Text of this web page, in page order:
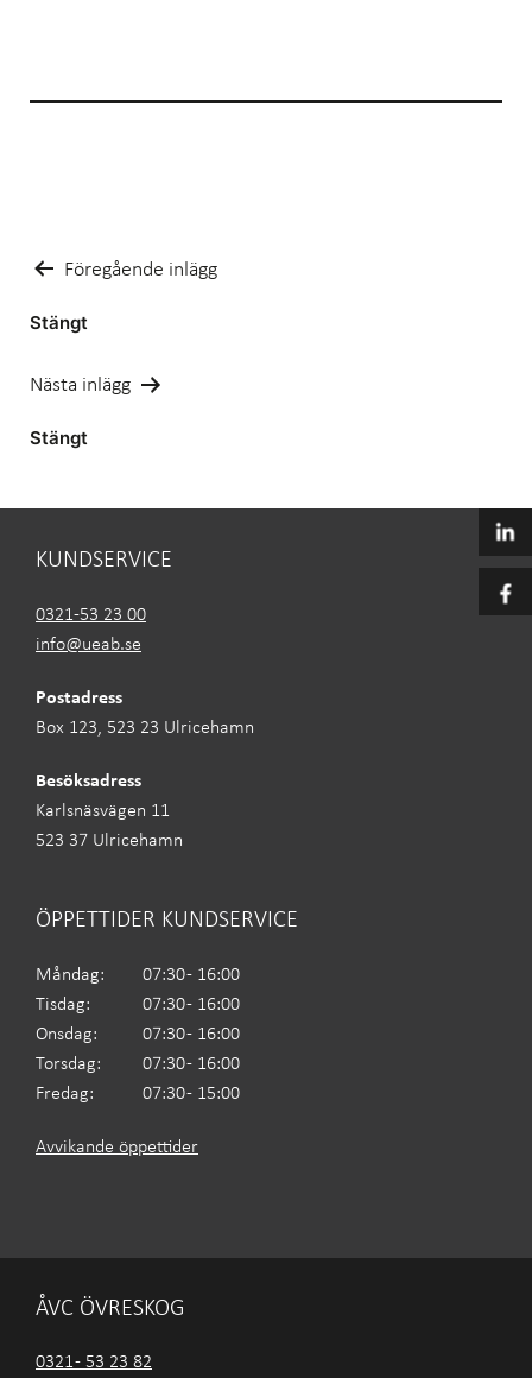
Inläggsnavigering
Föregående inlägg
Stängt
Nästa inlägg
Stängt
KUNDSERVICE
0321-53 23 00
info@ueab.se
Postadress
Box 123, 523 23 Ulricehamn
Besöksadress
Karlsnäsvägen 11
523 37 Ulricehamn
ÖPPETTIDER KUNDSERVICE
Måndag:
07:30 - 16:00
Tisdag:
07:30 - 16:00
Onsdag:
07:30 - 16:00
Torsdag:
07:30 - 16:00
Fredag:
07:30 - 15:00
Avvikande öppettider
ÅVC ÖVRESKOG
0321 - 53 23 82